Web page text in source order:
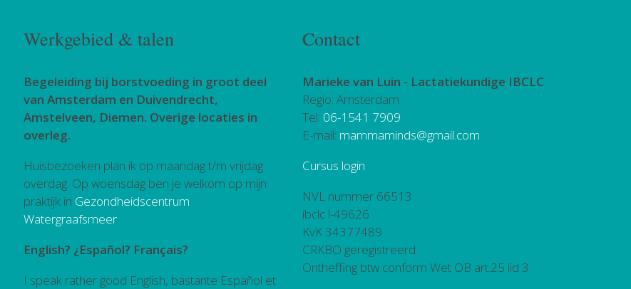
Werkgebied & talen
Begeleiding bij borstvoeding in groot deel
van Amsterdam en Duivendrecht,
Amstelveen, Diemen. Overige locaties in
overleg.
Huisbezoeken plan ik op maandag t/m vrijdag
overdag. Op woensdag ben je welkom op mijn
praktijk in Gezondheidscentrum
Watergraafsmeer.
English? ¿Español? Français?
I speak rather good English, bastante Español et
Contact
Marieke van Luin - Lactatiekundige IBCLC
Regio: Amsterdam
Tel: 06-1541 7909
E-mail: mammaminds@gmail.com
Cursus login
NVL nummer 66513
ibclc l-49626
KvK 34377489
CRKBO geregistreerd
Ontheffing btw conform Wet OB art.25 lid 3